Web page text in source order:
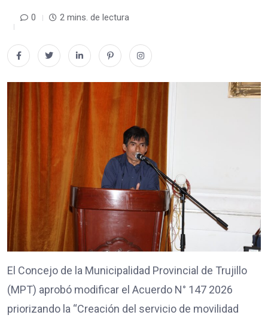
0 2 mins. de lectura
El Concejo de la Municipalidad Provincial de Trujillo
(MPT) aprobó modificar el Acuerdo N° 147 2026
priorizando la “Creación del servicio de movilidad